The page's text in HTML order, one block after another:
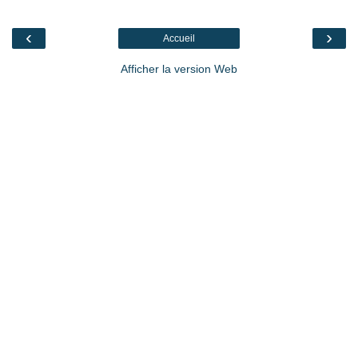
‹ ›
Accueil
Afficher la version Web